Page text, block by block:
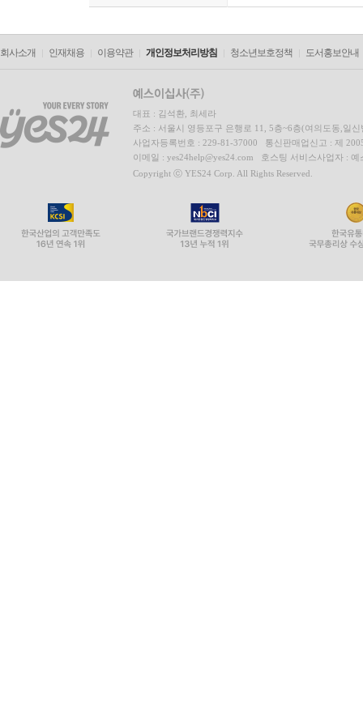
회사소개 인재채용 이용약관 개인정보처리방침 청소년보호정책 도서홍보안내
대표 : 김석환, 최세라
주소 : 서울시 영등포구 은행로 11, 5층~6층(여의도동,일신
사업자등록번호 : 229-81-37000 통신판매업신고 : 제
이메일 : yes24help@yes24.com 호스팅 서비스사업자 :
Copyright ⓒ YES24 Corp. All Rights Reserved.